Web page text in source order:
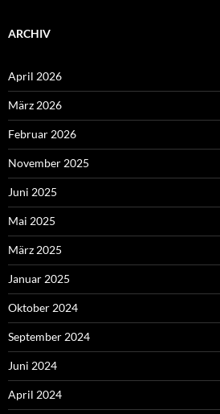
ARCHIV
April 2026
März 2026
Februar 2026
November 2025
Juni 2025
Mai 2025
März 2025
Januar 2025
Oktober 2024
September 2024
Juni 2024
April 2024